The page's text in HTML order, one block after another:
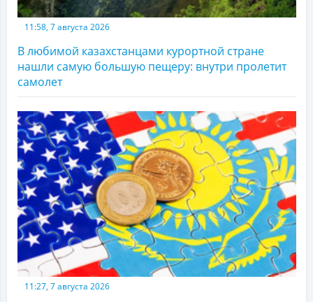
11:58, 7 августа 2026
В любимой казахстанцами курортной стране
нашли самую большую пещеру: внутри пролетит
самолет
11:27, 7 августа 2026